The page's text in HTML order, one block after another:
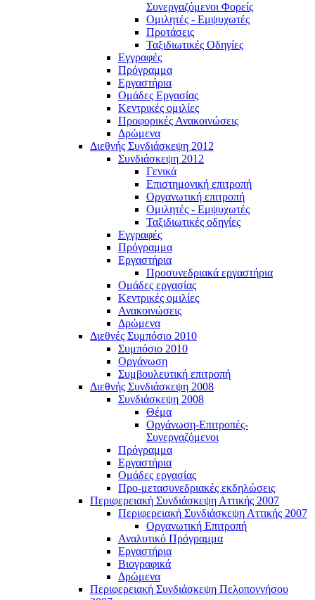
Συνεργαζόμενοι Φορείς
Ομιλητές - Εμψυχωτές
Προτάσεις
Ταξιδιωτικές Οδηγίες
Εγγραφές
Πρόγραμμα
Εργαστήρια
Ομάδες Εργασίας
Κεντρικές ομιλίες
Προφορικές Ανακοινώσεις
Δρώμενα
Διεθνής Συνδιάσκεψη 2012
Συνδιάσκεψη 2012
Γενικά
Επιστημονική επιτροπή
Οργανωτική επιτροπή
Ομιλητές - Εμψυχωτές
Ταξιδιωτικές οδηγίες
Εγγραφές
Πρόγραμμα
Εργαστήρια
Προσυνεδριακά εργαστήρια
Ομάδες εργασίας
Κεντρικές ομιλίες
Ανακοινώσεις
Δρώμενα
Διεθνές Συμπόσιο 2010
Συμπόσιο 2010
Οργάνωση
Συμβουλευτική επιτροπή
Διεθνής Συνδιάσκεψη 2008
Συνδιάσκεψη 2008
Θέμα
Οργάνωση-Επιτροπές-
Συνεργαζόμενοι
Πρόγραμμα
Εργαστήρια
Ομάδες εργασίας
Προ-μετασυνεδριακές εκδηλώσεις
Περιφερειακή Συνδιάσκεψη Αττικής 2007
Περιφερειακή Συνδιάσκεψη Αττικής 2007
Οργανωτική Επιτροπή
Αναλυτικό Πρόγραμμα
Εργαστήρια
Βιογραφικά
Δρώμενα
Περιφερειακή Συνδιάσκεψη Πελοποννήσου